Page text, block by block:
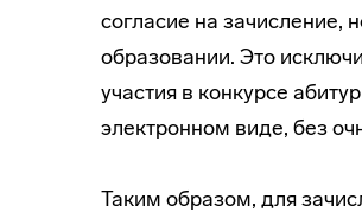
согласие на зачисление,
образовании. Это
участия в конкурсе
электронном виде, без
Таким образом, для